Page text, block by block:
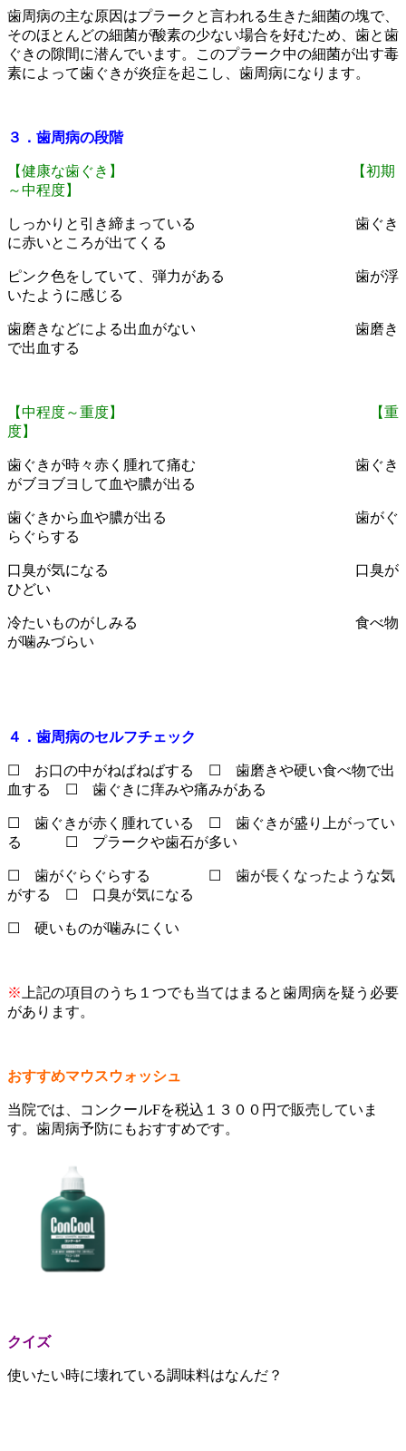
歯周病の主な原因はプラークと言われる生きた細菌の塊で、
そのほとんどの細菌が酸素の少ない場合を好むため、歯と歯
ぐきの隙間に潜んでいます。このプラーク中の細菌が出す毒
素によって歯ぐきが炎症を起こし、歯周病になります。
３．歯周病の段階
【健康な歯ぐき】
【初期
～中程度】
しっかりと引き締まっている 歯ぐき
に赤いところが出てくる
ピンク色をしていて、弾力がある
歯が浮
いたように感じる
歯磨きなどによる出血がない 歯磨き
で出血する
【中程度～重度】
【重
度】
歯ぐきが時々赤く腫れて痛む 歯ぐき
がブヨブヨして血や膿が出る
歯ぐきから血や膿が出る 歯がぐ
らぐらする
口臭が気になる 口臭が
ひどい
冷たいものがしみる 食べ物
が噛みづらい
４．歯周病のセルフチェック
☐ お口の中がねばねばする ☐ 歯磨きや硬い食べ物で出
血する ☐ 歯ぐきに痒みや痛みがある
☐ 歯ぐきが赤く腫れている ☐ 歯ぐきが盛り上がってい
る ☐ プラークや歯石が多い
☐ 歯がぐらぐらする ☐ 歯が長くなったような気
がする ☐ 口臭が気になる
☐ 硬いものが噛みにくい
※ 上記の項目のうち１つでも当てはまると歯周病を疑う必要
があります。
おすすめマウスウォッシュ
当院では、コンクールFを税込１３００円で販売していま
す。歯周病予防にもおすすめです。
クイズ
使いたい時に壊れている調味料はなんだ？